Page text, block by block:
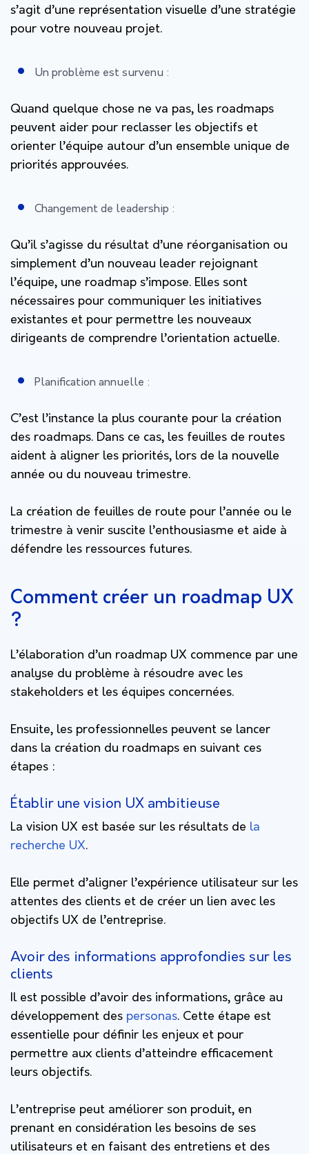
s’agit d’une représentation visuelle d’une stratégie
pour votre nouveau projet.
Un problème est survenu :
Quand quelque chose ne va pas, les roadmaps
peuvent aider pour reclasser les objectifs et
orienter l’équipe autour d’un ensemble unique de
priorités approuvées.
Changement de leadership :
Qu’il s’agisse du résultat d’une réorganisation ou
simplement d’un nouveau leader rejoignant
l’équipe, une roadmap s’impose. Elles sont
nécessaires pour communiquer les initiatives
existantes et pour permettre les nouveaux
dirigeants de comprendre l’orientation actuelle.
Planification annuelle :
C’est l’instance la plus courante pour la création
des roadmaps. Dans ce cas, les feuilles de routes
aident à aligner les priorités, lors de la nouvelle
année ou du nouveau trimestre.
La création de feuilles de route pour l’année ou le
trimestre à venir suscite l’enthousiasme et aide à
défendre les ressources futures.
Comment créer un roadmap UX
?
L’élaboration d’un roadmap UX commence par une
analyse du problème à résoudre avec les
stakeholders et les équipes concernées.
Ensuite, les professionnelles peuvent se lancer
dans la création du roadmaps en suivant ces
étapes :
Établir une vision UX ambitieuse
La vision UX est basée sur les résultats de la
recherche UX.
Elle permet d’aligner l’expérience utilisateur sur les
attentes des clients et de créer un lien avec les
objectifs UX de l’entreprise.
Avoir des informations approfondies sur les
clients
Il est possible d’avoir des informations, grâce au
développement des personas. Cette étape est
essentielle pour définir les enjeux et pour
permettre aux clients d’atteindre efficacement
leurs objectifs.
L’entreprise peut améliorer son produit, en
prenant en considération les besoins de ses
utilisateurs et en faisant des entretiens et des